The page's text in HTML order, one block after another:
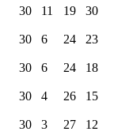
30 11 19 30
30 6 24 23
30 6 24 18
30 4 26 15
30 3 27 12